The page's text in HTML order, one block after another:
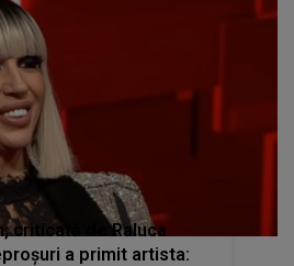
criticată de Raluca
a primit artista: